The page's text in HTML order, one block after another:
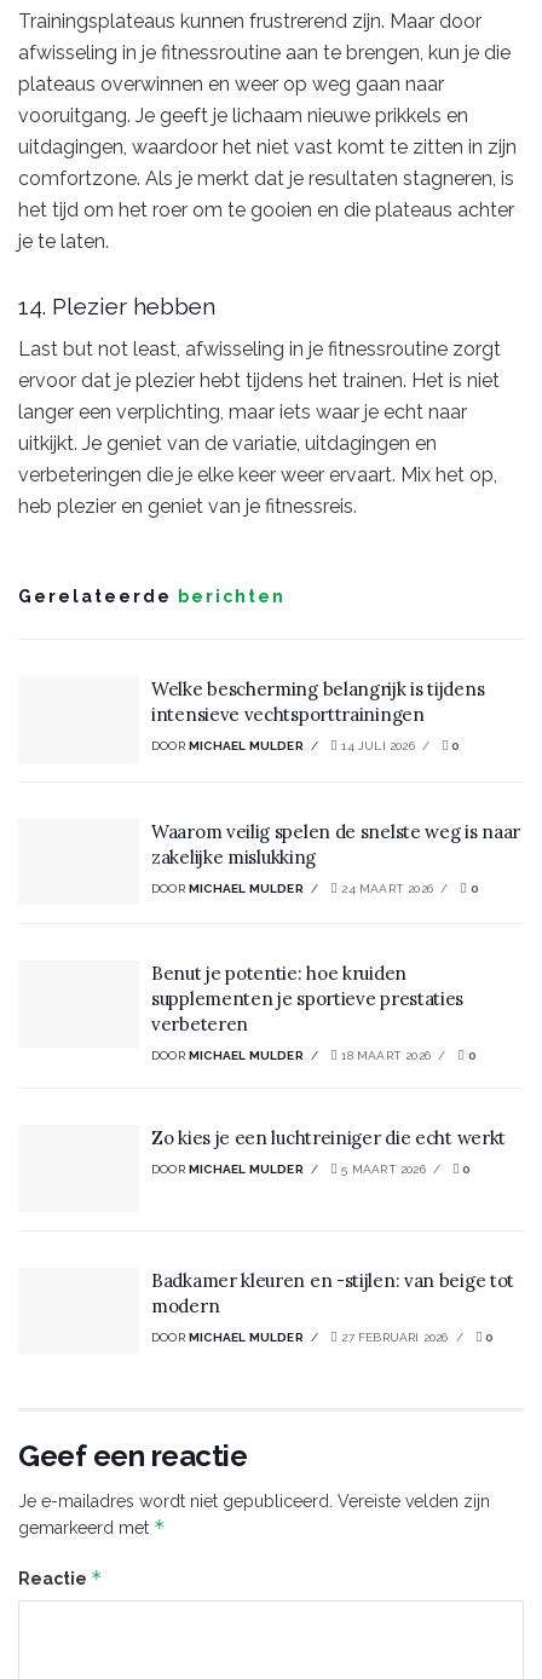
Trainingsplateaus kunnen frustrerend zijn. Maar door
afwisseling in je fitnessroutine aan te brengen, kun je die
plateaus overwinnen en weer op weg gaan naar
vooruitgang. Je geeft je lichaam nieuwe prikkels en
uitdagingen, waardoor het niet vast komt te zitten in zijn
comfortzone. Als je merkt dat je resultaten stagneren, is
het tijd om het roer om te gooien en die plateaus achter
je te laten.
14. Plezier hebben
Last but not least, afwisseling in je fitnessroutine zorgt
ervoor dat je plezier hebt tijdens het trainen. Het is niet
langer een verplichting, maar iets waar je echt naar
uitkijkt. Je geniet van de variatie, uitdagingen en
verbeteringen die je elke keer weer ervaart. Mix het op,
heb plezier en geniet van je fitnessreis.
Gerelateerde berichten
Welke bescherming belangrijk is tijdens
intensieve vechtsporttrainingen
DOOR MICHAEL MULDER 14 JULI 2026 0
Waarom veilig spelen de snelste weg is naar
zakelijke mislukking
DOOR MICHAEL MULDER 24 MAART 2026 0
Benut je potentie: hoe kruiden
supplementen je sportieve prestaties
verbeteren
DOOR MICHAEL MULDER 18 MAART 2026 0
Zo kies je een luchtreiniger die echt werkt
DOOR MICHAEL MULDER 5 MAART 2026 0
Badkamer kleuren en -stijlen: van beige tot
modern
DOOR MICHAEL MULDER 27 FEBRUARI 2026 0
Geef een reactie
Je e-mailadres wordt niet gepubliceerd. Vereiste velden zijn
gemarkeerd met *
Reactie *